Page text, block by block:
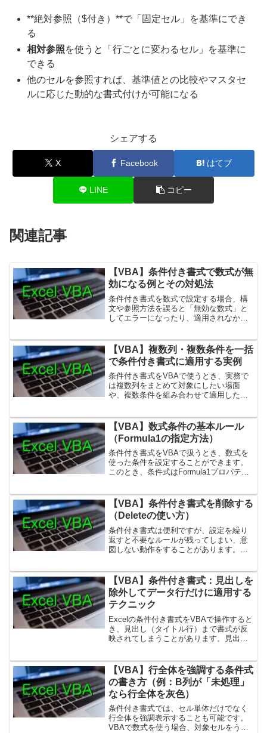
**絶対参照（$付き）**で「固定セル」を基準にでき
る
相対参照を使うと「行ごとに変わるセル」を基準に
できる
他のセルを参照すれば、基準値との比較やマスタセ
ルに応じた動的な書式付けが可能になる
シェアする
X Facebook はてブ
LINE コピー
関連記事
【VBA】条件付き書式で数式が無
効になる例とその対処法
条件付き書式を数式で設定する場合、構
文や参照方法を誤ると「無効な数式」と
してエラーになったり、適用されなかっ
1. セル参照が無効になっている例：存在
しないセルを参照して...
【VBA】複数列・複数条件を一括
で条件付き書式に適用する実例
条件付き書式をVBAで使うとき、実務で
は複数列をまとめて対象にしたい場面
や、複数条件を組み合わせて適用したい
く一括設定できます。1. 複数列を一度に
対象にする方法例...
【VBA】数式条件の基本ルール
（Formula1の指定方法）
条件付き書式をVBAで扱うとき、数式を
使った条件を設定することができます。
このとき、条件式はFormula1プロパティ
Sub 数式条件の基本() Dim rng A...
【VBA】条件付き書式を削除する
（Deleteの使い方）
条件付き書式は便利ですが、設定を繰り
返すと不要なルールが残ってしまい、意
図しない動作をすることがあります。そ
の条件付き書式をすべて削除するSub 条
件付き書式_削...
【VBA】条件付き書式：見出しを
除外してデータ行だけに適用する
テクニック
Excelの条件付き書式をVBAで操作すると
き、見出し（タイトル行）まで書式が反
映されてしまうことがあります。見出し
実務的に正解です。ここでは、VBAを使
って見出しを除...
【VBA】行全体を強調する条件式
の書き方（例：B列が「未処理」
なら行全体を灰色）
条件付き書式では、セル単体だけでなく
行全体を強調表示することも可能です。
VBAで数式を使う場合、対象セルをうま